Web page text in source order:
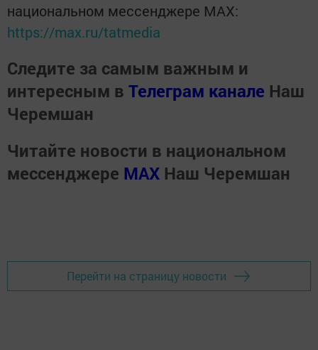
национальном мессенджере MАХ:
https://max.ru/tatmedia
Следите за самым важным и
интересным в Телеграм канале Наш
Черемшан
Читайте новости в национальном
мессенджере MАХ Наш Черемшан
Перейти на страницу новости